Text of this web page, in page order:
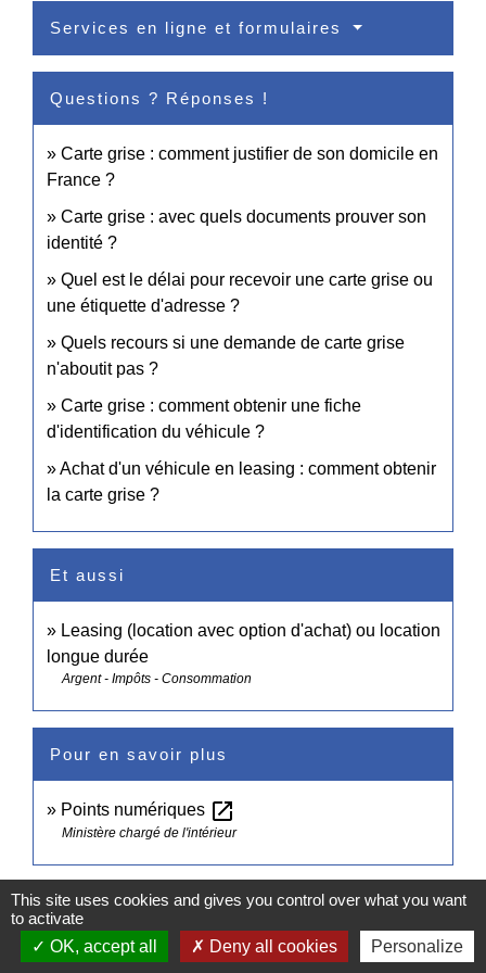
Services en ligne et formulaires
Questions ? Réponses !
Carte grise : comment justifier de son domicile en
France ?
Carte grise : avec quels documents prouver son
identité ?
Quel est le délai pour recevoir une carte grise ou
une étiquette d'adresse ?
Quels recours si une demande de carte grise
n'aboutit pas ?
Carte grise : comment obtenir une fiche
d'identification du véhicule ?
Achat d'un véhicule en leasing : comment obtenir
la carte grise ?
Et aussi
Leasing (location avec option d'achat) ou location
longue durée
Argent - Impôts - Consommation
Pour en savoir plus
Points numériques open_in_new
Ministère chargé de l'intérieur
Signaler une erreur sur cette page
This site uses cookies and gives you control over what you want
to activate
OK, accept all
Deny all cookies Personalize